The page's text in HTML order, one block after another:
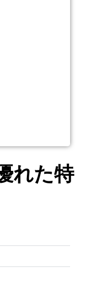
れた特